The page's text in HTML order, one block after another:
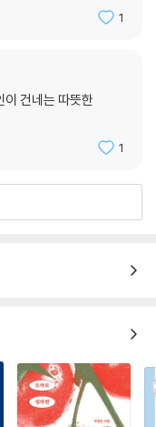
1
이 건네는 따뜻한
1